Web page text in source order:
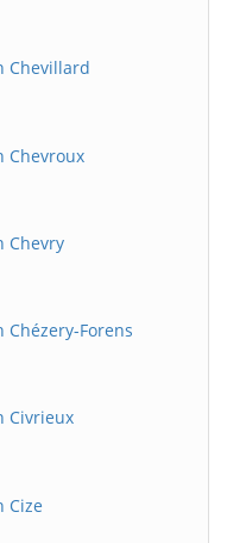
Chevillard
Chevroux
Chevry
Forens
Civrieux
Cize